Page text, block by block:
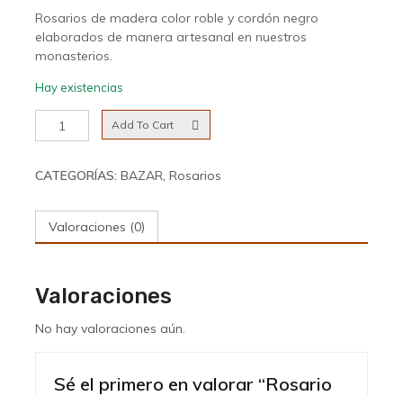
Rosarios de madera color roble y cordón negro
elaborados de manera artesanal en nuestros
monasterios.
Hay existencias
Rosario
de
2
Add To Cart
CATEGORÍAS: BAZAR, Rosarios
Valoraciones (0)
Valoraciones
No hay valoraciones aún.
Sé el primero en valorar “Rosario